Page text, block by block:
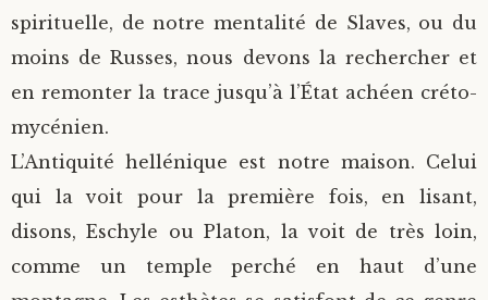
spirituelle, de notre mentalité de Slaves, ou du
moins de Russes, nous devons la rechercher et
en remonter la trace jusqu’à l’État achéen créto-
mycénien.
L’Antiquité hellénique est notre maison. Celui
qui la voit pour la première fois, en lisant,
disons, Eschyle ou Platon, la voit de très loin,
comme un temple perché en haut d’une